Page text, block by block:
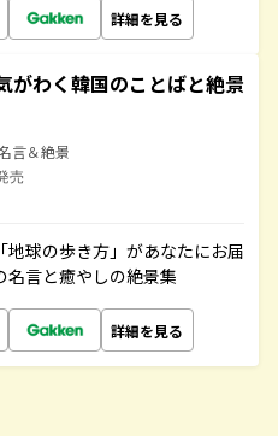
詳細を見る
がわく韓国のことばと絶景
言＆絶景
売
球の歩き方」があなたにお届
名言と癒やしの絶景集
詳細を見る